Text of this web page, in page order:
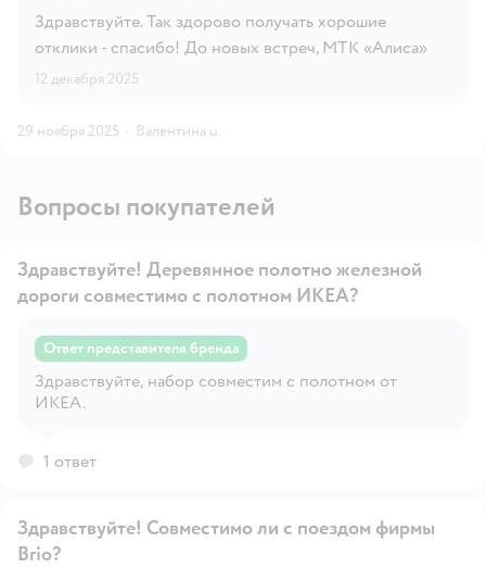
Здравствуйте. Так здорово получать хорошие
отклики - спасибо! До новых встреч, МТК «Алиса»
12 декабря 2025
29 ноября 2025 · Валентина u.
Вопросы покупателей
Здравствуйте! Деревянное полотно железной
дороги совместимо с полотном ИКЕА?
Ответ представителя бренда
Здравствуйте, набор совместим с полотном от
ИКЕА.
1 ответ
Здравствуйте! Совместимо ли с поездом фирмы
Brio?